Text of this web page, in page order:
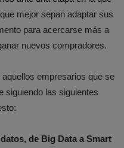
mejor sepan adaptar sus
para acercarse más a
nuevos compradores.
empresarios que se
siguiendo las siguientes
de Big Data a Smart